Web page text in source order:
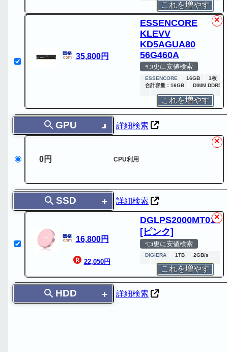
これを増やす
35,800円
ESSENCORE
KLEVV
KD5AGUA80
56G460A
👈更に安値検索
ESSENCORE 16GB
1枚
合計容量：16GB
DIMM DDR5
✕
これを増やす
GPU 詳細検索
0円 CPU利用
✕
SSD 詳細検索
16,800円
DGLPS2000MT01PK
[ピンク]
👈更に安値検索
DIGIERA 1TB 2GB/s
✕
これを増やす
22,050円
HDD 詳細検索